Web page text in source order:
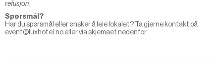
refusjon.
Spørsmål?
Har du spørsmål eller ønsker å leie lokalet? Ta gjerne kontakt på
event@luxhotel.no eller via skjemaet nedenfor.